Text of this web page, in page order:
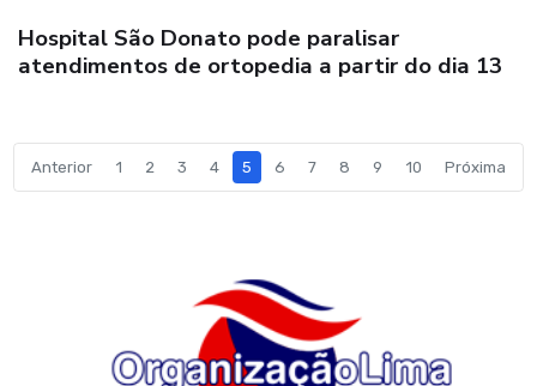
Hospital São Donato pode paralisar
atendimentos de ortopedia a partir do dia 13
Anterior 1 2 3 4 5 6 7 8 9 10 Próxima